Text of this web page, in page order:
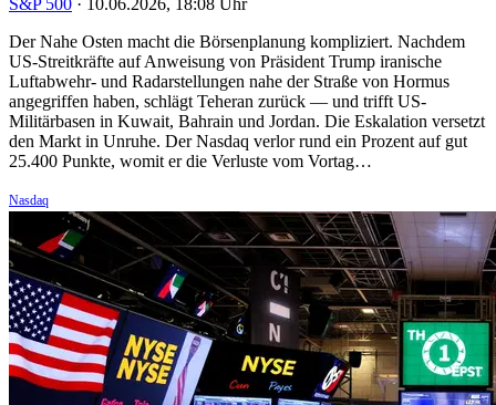
S&P 500 · 10.06.2026, 18:08 Uhr
Der Nahe Osten macht die Börsenplanung kompliziert. Nachdem
US-Streitkräfte auf Anweisung von Präsident Trump iranische
Luftabwehr- und Radarstellungen nahe der Straße von Hormus
angegriffen haben, schlägt Teheran zurück — und trifft US-
Militärbasen in Kuwait, Bahrain und Jordan. Die Eskalation versetzt
den Markt in Unruhe. Der Nasdaq verlor rund ein Prozent auf gut
25.400 Punkte, womit er die Verluste vom Vortag…
Nasdaq